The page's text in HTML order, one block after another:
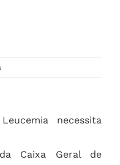
necessita
Caixa Geral de